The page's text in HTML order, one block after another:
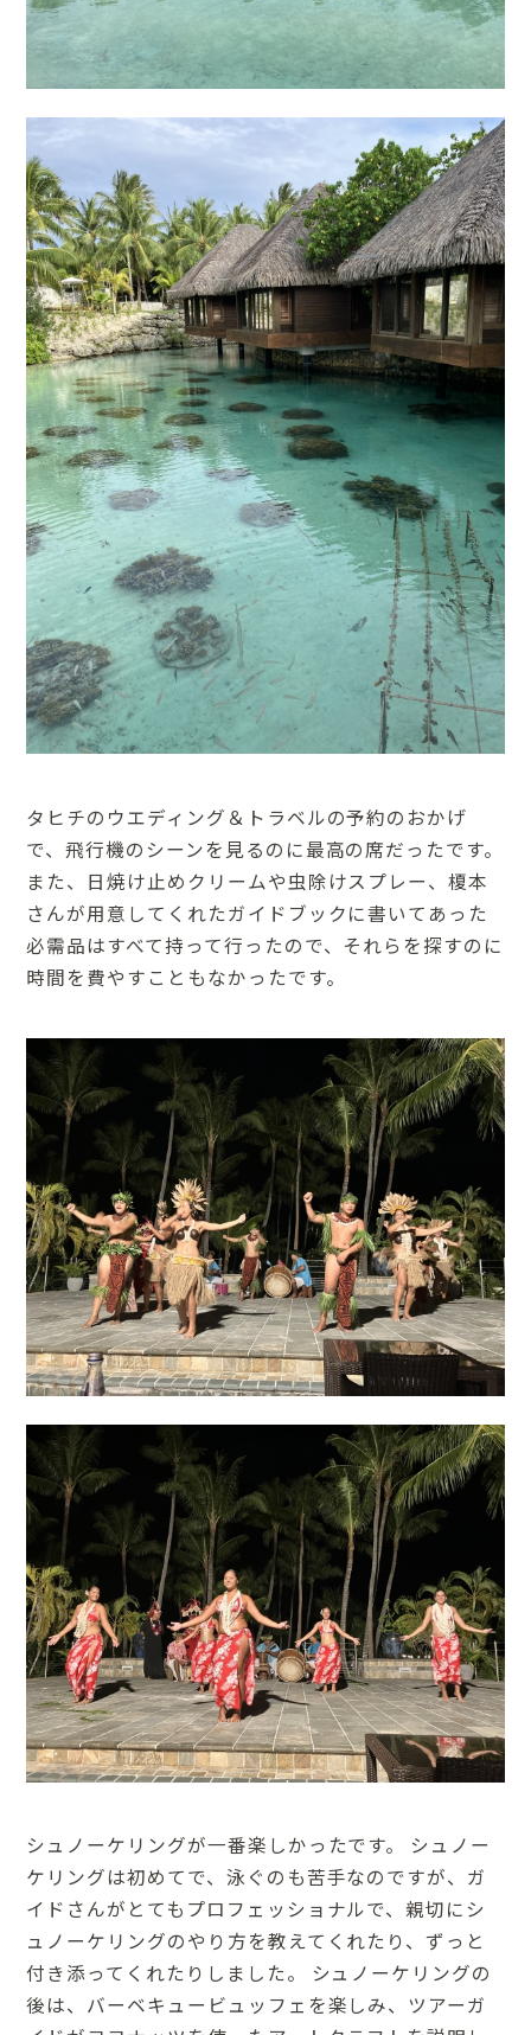
タヒチのウエディング＆トラベルの予約のおかげ
で、飛行機のシーンを見るのに最高の席だったです。
また、日焼け止めクリームや虫除けスプレー、榎本
さんが用意してくれたガイドブックに書いてあった
必需品はすべて持って行ったので、それらを探すのに
時間を費やすこともなかったです。
シュノーケリングが一番楽しかったです。 シュノー
ケリングは初めてで、泳ぐのも苦手なのですが、ガ
イドさんがとてもプロフェッショナルで、親切にシ
ュノーケリングのやり方を教えてくれたり、ずっと
付き添ってくれたりしました。 シュノーケリングの
後は、バーベキュービュッフェを楽しみ、ツアーガ